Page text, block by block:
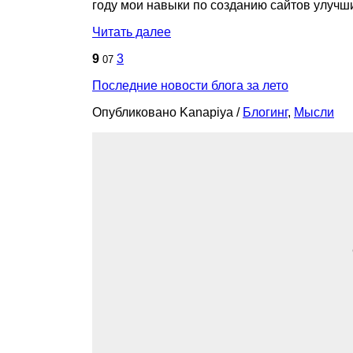
году мои навыки по созданию сайтов
Читать далее
9 07 3
Последние новости блога за лето
Опубликовано Kanapiya / Блогинг, Мысли